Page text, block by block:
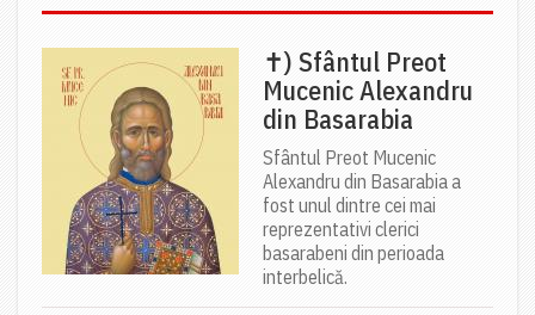
✝) Sfântul Preot
Mucenic Alexandru
din Basarabia
Sfântul Preot Mucenic
Alexandru din Basarabia a
fost unul dintre cei mai
reprezentativi clerici
basarabeni din perioada
interbelică.